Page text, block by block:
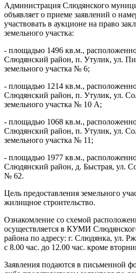
Администрация Слюдянского
объявляет о приеме заявлений о
участвовать в аукционе на право
земельного участка:
- площадью 1496 кв.м.,
Слюдянский район, п. Утулик, ул.
земельного участка № 6;
- площадью 1214 кв.м.,
Слюдянский район, п. Утулик, ул.
земельного участка № 10 А;
- площадью 1068 кв.м.,
Слюдянский район, п. Утулик, ул.
земельного участка № 11;
- площадью 1977 кв.м.,
Слюдянский район, д. Быстрая, ул.
№ 62.
Цель предоставления земельного
жилищное строительство.
Ознакомление со схемой
осуществляется в КУМИ
района по адресу: г. Слюдянка, ул.
с 8.00 час. до 12.00 час. кроме
Заявления подаются в письменной